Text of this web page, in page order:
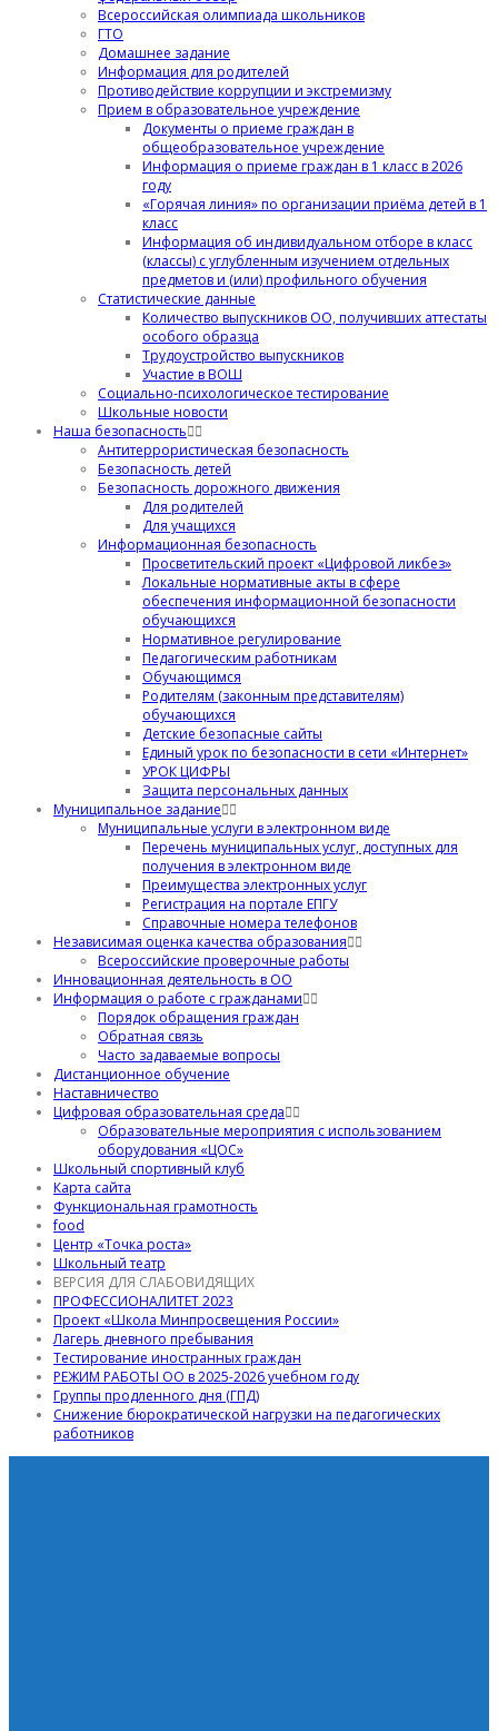
Всероссийская олимпиада школьников
ГТО
Домашнее задание
Информация для родителей
Противодействие коррупции и экстремизму
Прием в образовательное учреждение
Документы о приеме граждан в
общеобразовательное учреждение
Информация о приеме граждан в 1 класс в 2026
году
«Горячая линия» по организации приёма детей в 1
класс
Информация об индивидуальном отборе в класс
(классы) с углубленным изучением отдельных
предметов и (или) профильного обучения
Статистические данные
Количество выпускников ОО, получивших аттестаты
особого образца
Трудоустройство выпускников
Участие в ВОШ
Социально-психологическое тестирование
Школьные новости
Наша безопасность
Антитеррористическая безопасность
Безопасность детей
Безопасность дорожного движения
Для родителей
Для учащихся
Информационная безопасность
Просветительский проект «Цифровой ликбез»
Локальные нормативные акты в сфере
обеспечения информационной безопасности
обучающихся
Нормативное регулирование
Педагогическим работникам
Обучающимся
Родителям (законным представителям)
обучающихся
Детские безопасные сайты
Единый урок по безопасности в сети «Интернет»
УРОК ЦИФРЫ
Защита персональных данных
Муниципальное задание
Муниципальные услуги в электронном виде
Перечень муниципальных услуг, доступных для
получения в электронном виде
Преимущества электронных услуг
Регистрация на портале ЕПГУ
Справочные номера телефонов
Независимая оценка качества образования
Всероссийские проверочные работы
Инновационная деятельность в ОО
Информация о работе с гражданами
Порядок обращения граждан
Обратная связь
Часто задаваемые вопросы
Дистанционное обучение
Наставничество
Цифровая образовательная среда
Образовательные мероприятия с использованием
оборудования «ЦОС»
Школьный спортивный клуб
Карта сайта
Функциональная грамотность
food
Центр «Точка роста»
Школьный театр
ВЕРСИЯ ДЛЯ СЛАБОВИДЯЩИХ
ПРОФЕССИОНАЛИТЕТ 2023
Проект «Школа Минпросвещения России»
Лагерь дневного пребывания
Тестирование иностранных граждан
РЕЖИМ РАБОТЫ ОО в 2025-2026 учебном году
Группы продленного дня (ГПД)
Снижение бюрократической нагрузки на педагогических
работников